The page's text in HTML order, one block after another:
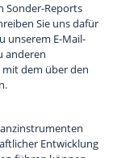
Sonder-Reports
Sie uns dafür
unserem E-Mail-
anderen
dem über den
Entwicklung